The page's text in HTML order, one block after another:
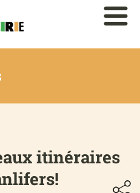
itinéraires